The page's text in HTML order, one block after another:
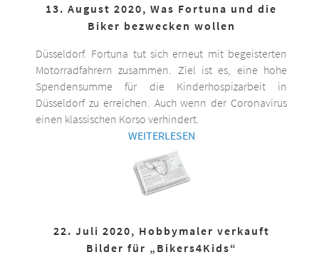
13. August 2020, Was Fortuna und die
Biker bezwecken wollen
Düsseldorf. Fortuna tut sich erneut mit begeisterten
Motorradfahrern zusammen. Ziel ist es, eine hohe
Spendensumme für die Kinderhospizarbeit in
Düsseldorf zu erreichen. Auch wenn der Coronavirus
einen klassischen Korso verhindert.
WEITERLESEN
22. Juli 2020, Hobbymaler verkauft
Bilder für „Bikers4Kids“